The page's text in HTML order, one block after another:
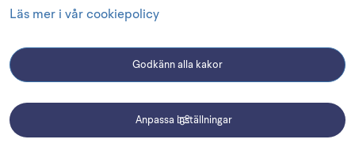
Läs mer i vår cookiepolicy
Godkänn alla kakor
Anpassa inställningar
Följ oss i sociala medier
Linkedin